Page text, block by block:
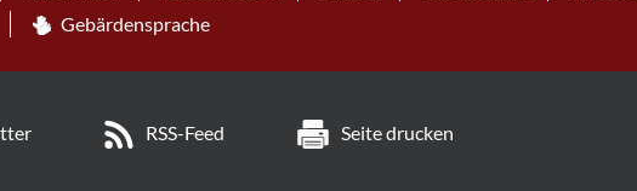
Gebärdensprache
RSS-Feed Seite drucken